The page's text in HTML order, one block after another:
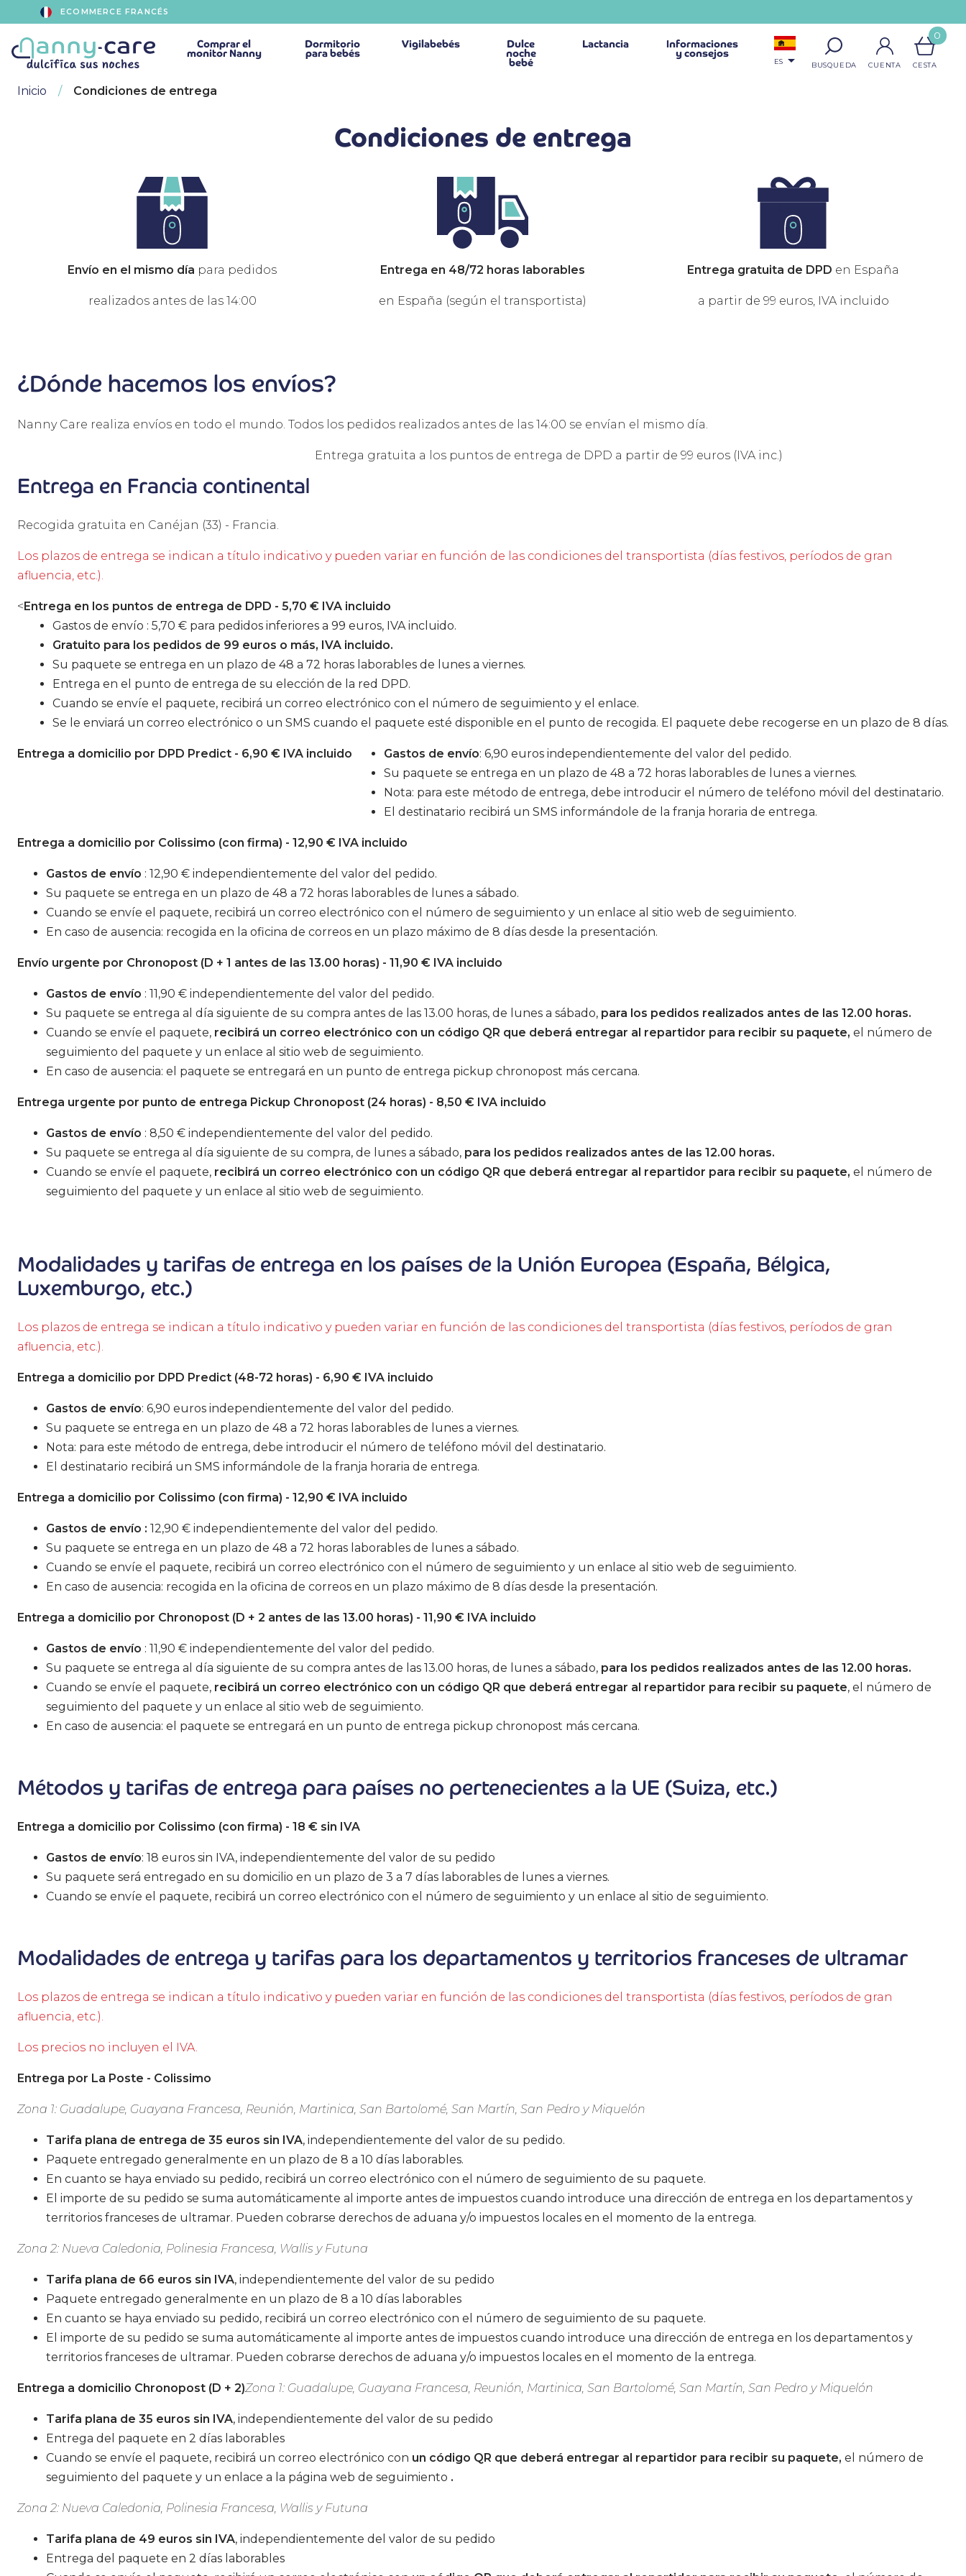
ECOMMERCE FRANCÉS
Comprarel
monitor Nanny
Dormitorio
para bebés
Vigilabebés Dulce
noche
bebé
Lactancia Informaciones
y consejos
ES
0
Inicio Condiciones de entrega
Condiciones de entrega
Envío en el mismo día para pedidos
realizados antes de las 14:00
Entrega en 48/72 horas laborables
en España (según el transportista)
Entrega gratuita de DPD en España
a partir de 99 euros, IVA incluido
¿Dónde hacemos los envíos?
Nanny Care realiza envíos en todo el mundo. Todos los pedidos realizados antes de las 14:00 se envían el mismo día.
Entrega en Francia continental
Entrega gratuita a los puntos de entrega de DPD a partir de 99 euros (IVA inc.)
Recogida gratuita en Canéjan (33) - Francia.
Los plazos de entrega se indican a título indicativo y pueden variar en función de las condiciones del transportista (días festivos, períodos de gran
afluencia, etc.).
<Entrega en los puntos de entrega de DPD - 5,70 € IVA incluido
Gastos de envío : 5,70 € para pedidos inferiores a 99 euros, IVA incluido.
Gratuito para los pedidos de 99 euros o más, IVA incluido.
Su paquete se entrega en un plazo de 48 a 72 horas laborables de lunes a viernes.
Entrega en el punto de entrega de su elección de la red DPD.
Cuando se envíe el paquete, recibirá un correo electrónico con el número de seguimiento y el enlace.
Se le enviará un correo electrónico o un SMS cuando el paquete esté disponible en el punto de recogida. El paquete debe recogerse en un plazo de 8 días.
Entrega a domicilio por DPD Predict - 6,90 € IVA incluido Gastos de envío: 6,90 euros independientemente del valor del pedido.
Su paquete se entrega en un plazo de 48 a 72 horas laborables de lunes a viernes.
Nota: para este método de entrega, debe introducir el número de teléfono móvil del destinatario.
El destinatario recibirá un SMS informándole de la franja horaria de entrega.
Entrega a domicilio por Colissimo (con firma) - 12,90 € IVA incluido
Gastos de envío : 12,90 € independientemente del valor del pedido.
Su paquete se entrega en un plazo de 48 a 72 horas laborables de lunes a sábado.
Cuando se envíe el paquete, recibirá un correo electrónico con el número de seguimiento y un enlace al sitio web de seguimiento.
En caso de ausencia: recogida en la oficina de correos en un plazo máximo de 8 días desde la presentación.
Envío urgente por Chronopost (D + 1 antes de las 13.00 horas) - 11,90 € IVA incluido
Gastos de envío : 11,90 € independientemente del valor del pedido.
Su paquete se entrega al día siguiente de su compra antes de las 13.00 horas, de lunes a sábado, para los pedidos realizados antes de las 12.00 horas.
Cuando se envíe el paquete, recibirá un correo electrónico con un código QR que deberá entregar al repartidor para recibir su paquete, el número de
seguimiento del paquete y un enlace al sitio web de seguimiento.
En caso de ausencia: el paquete se entregará en un punto de entrega pickup chronopost más cercana.
Entrega urgente por punto de entrega Pickup Chronopost (24 horas) - 8,50 € IVA incluido
Gastos de envío : 8,50 € independientemente del valor del pedido.
Su paquete se entrega al día siguiente de su compra, de lunes a sábado, para los pedidos realizados antes de las 12.00 horas.
Cuando se envíe el paquete, recibirá un correo electrónico con un código QR que deberá entregar al repartidor para recibir su paquete, el número de
seguimiento del paquete y un enlace al sitio web de seguimiento.
Modalidades y tarifas de entrega en los países de la Unión Europea (España, Bélgica,
Luxemburgo, etc.)
Los plazos de entrega se indican a título indicativo y pueden variar en función de las condiciones del transportista (días festivos, períodos de gran
afluencia, etc.).
Entrega a domicilio por DPD Predict (48-72 horas) - 6,90 € IVA incluido
Gastos de envío: 6,90 euros independientemente del valor del pedido.
Su paquete se entrega en un plazo de 48 a 72 horas laborables de lunes a viernes.
Nota: para este método de entrega, debe introducir el número de teléfono móvil del destinatario.
El destinatario recibirá un SMS informándole de la franja horaria de entrega.
Entrega a domicilio por Colissimo (con firma) - 12,90 € IVA incluido
Gastos de envío : 12,90 € independientemente del valor del pedido.
Su paquete se entrega en un plazo de 48 a 72 horas laborables de lunes a sábado.
Cuando se envíe el paquete, recibirá un correo electrónico con el número de seguimiento y un enlace al sitio web de seguimiento.
En caso de ausencia: recogida en la oficina de correos en un plazo máximo de 8 días desde la presentación.
Entrega a domicilio por Chronopost (D + 2 antes de las 13.00 horas) - 11,90 € IVA incluido
Gastos de envío : 11,90 € independientemente del valor del pedido.
Su paquete se entrega al día siguiente de su compra antes de las 13.00 horas, de lunes a sábado, para los pedidos realizados antes de las 12.00 horas.
Cuando se envíe el paquete, recibirá un correo electrónico con un código QR que deberá entregar al repartidor para recibir su paquete, el número de
seguimiento del paquete y un enlace al sitio web de seguimiento.
En caso de ausencia: el paquete se entregará en un punto de entrega pickup chronopost más cercana.
Métodos y tarifas de entrega para países no pertenecientes a la UE (Suiza, etc.)
Entrega a domicilio por Colissimo (con firma) - 18 € sin IVA
Gastos de envío: 18 euros sin IVA, independientemente del valor de su pedido
Su paquete será entregado en su domicilio en un plazo de 3 a 7 días laborables de lunes a viernes.
Cuando se envíe el paquete, recibirá un correo electrónico con el número de seguimiento y un enlace al sitio de seguimiento.
Modalidades de entrega y tarifas para los departamentos y territorios franceses de ultramar
Los plazos de entrega se indican a título indicativo y pueden variar en función de las condiciones del transportista (días festivos, períodos de gran
afluencia, etc.).
Los precios no incluyen el IVA.
Entrega por La Poste - Colissimo
Zona 1: Guadalupe, Guayana Francesa, Reunión, Martinica, San Bartolomé, San Martín, San Pedro y Miquelón
Tarifa plana de entrega de 35 euros sin IVA, independientemente del valor de su pedido.
Paquete entregado generalmente en un plazo de 8 a 10 días laborables.
En cuanto se haya enviado su pedido, recibirá un correo electrónico con el número de seguimiento de su paquete.
El importe de su pedido se suma automáticamente al importe antes de impuestos cuando introduce una dirección de entrega en los departamentos y
territorios franceses de ultramar. Pueden cobrarse derechos de aduana y/o impuestos locales en el momento de la entrega.
Zona 2: Nueva Caledonia, Polinesia Francesa, Wallis y Futuna
Tarifa plana de 66 euros sin IVA, independientemente del valor de su pedido
Paquete entregado generalmente en un plazo de 8 a 10 días laborables
En cuanto se haya enviado su pedido, recibirá un correo electrónico con el número de seguimiento de su paquete.
El importe de su pedido se suma automáticamente al importe antes de impuestos cuando introduce una dirección de entrega en los departamentos y
territorios franceses de ultramar. Pueden cobrarse derechos de aduana y/o impuestos locales en el momento de la entrega.
Entrega a domicilio Chronopost (D + 2)Zona 1: Guadalupe, Guayana Francesa, Reunión, Martinica, San Bartolomé, San Martín, San Pedro y Miquelón
Tarifa plana de 35 euros sin IVA, independientemente del valor de su pedido
Entrega del paquete en 2 días laborables
Cuando se envíe el paquete, recibirá un correo electrónico con un código QR que deberá entregar al repartidor para recibir su paquete, el número de
seguimiento del paquete y un enlace a la página web de seguimiento .
Zona 2: Nueva Caledonia, Polinesia Francesa, Wallis y Futuna
Tarifa plana de 49 euros sin IVA, independientemente del valor de su pedido
Entrega del paquete en 2 días laborables